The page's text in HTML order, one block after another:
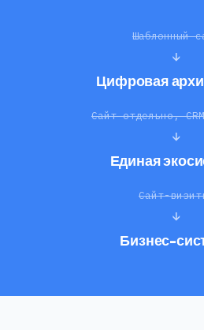
Шаблонный
↓
Цифровая
Сайт отдельно,
↓
Единая
Сайт-
↓
Бизнес-